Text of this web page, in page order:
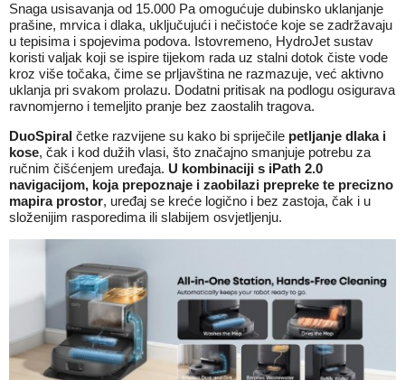
Snaga usisavanja od 15.000 Pa omogućuje dubinsko uklanjanje
prašine, mrvica i dlaka, uključujući i nečistoće koje se zadržavaju
u tepisima i spojevima podova. Istovremeno, HydroJet sustav
koristi valjak koji se ispire tijekom rada uz stalni dotok čiste vode
kroz više točaka, čime se prljavština ne razmazuje, već aktivno
uklanja pri svakom prolazu. Dodatni pritisak na podlogu osigurava
ravnomjerno i temeljito pranje bez zaostalih tragova.
DuoSpiral četke razvijene su kako bi spriječile petljanje dlaka i
kose, čak i kod dužih vlasi, što značajno smanjuje potrebu za
ručnim čišćenjem uređaja. U kombinaciji s iPath 2.0
navigacijom, koja prepoznaje i zaobilazi prepreke te precizno
mapira prostor, uređaj se kreće logično i bez zastoja, čak i u
složenijim rasporedima ili slabijem osvjetljenju.